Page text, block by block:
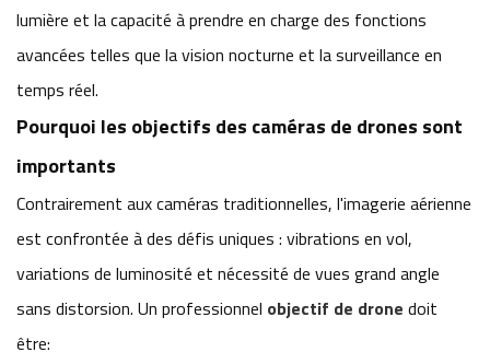
lumière et la capacité à prendre en charge des fonctions
avancées telles que la vision nocturne et la surveillance en
temps réel.
Pourquoi les objectifs des caméras de drones sont
importants
Contrairement aux caméras traditionnelles, l'imagerie aérienne
est confrontée à des défis uniques : vibrations en vol,
variations de luminosité et nécessité de vues grand angle
sans distorsion. Un professionnel objectif de drone doit
être: